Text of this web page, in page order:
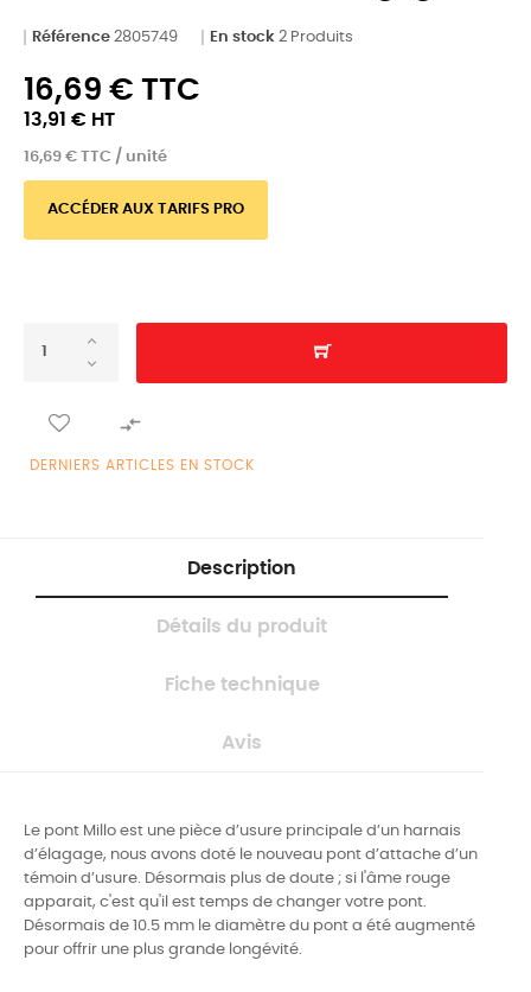
Référence 2805749 En stock 2 Produits
16,69 € TTC
13,91 € HT
16,69 € TTC / unité
ACCÉDER AUX TARIFS PRO

DERNIERS ARTICLES EN STOCK
Description
Détails du produit
Fiche technique
Avis
Le pont Millo est une pièce d’usure principale d’un harnais
d’élagage, nous avons doté le nouveau pont d’attache d’un
témoin d’usure. Désormais plus de doute ; si l'âme rouge
apparait, c'est qu'il est temps de changer votre pont.
Désormais de 10.5 mm le diamètre du pont a été augmenté
pour offrir une plus grande longévité.